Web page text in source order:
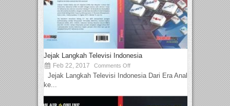
Jejak Langkah Televisi Indonesia
Feb 22, 2017 Comments Off
Jejak Langkah Televisi Indonesia Dari Era Analog
ke...